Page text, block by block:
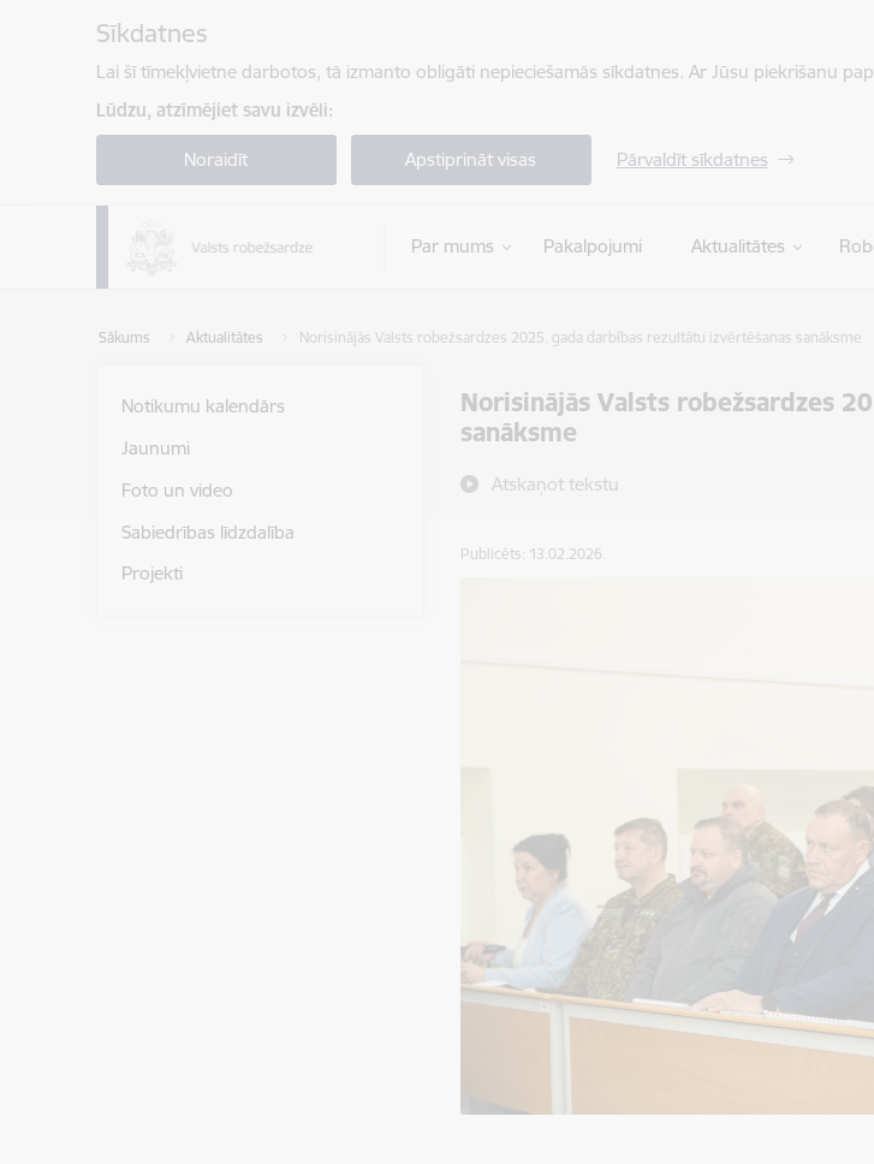
Sīkdatnes
Lai šī tīmekļvietne darbotos, tā izmanto obligāti nepieciešamās sīkdatnes. Ar Jūsu piekrišanu
Lūdzu, atzīmējiet savu izvēli:
Noraidīt Apstiprināt visas Pārvaldīt sīkdatnes
Par mums Pakalpojumi Aktualitātes
Sākums Aktualitātes Norisinājās Valsts robežsardzes 2025. gada darbības rezultātu izvērtēšanas sanāksme
Norisinājās Valsts robežsardzes
sanāksme
Atskaņot tekstu
Notikumu kalendārs
Jaunumi
Foto un video
Sabiedrības līdzdalība
Projekti
Publicēts: 13.02.2026.